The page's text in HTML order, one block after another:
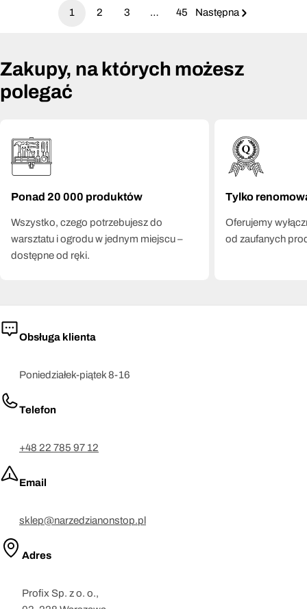
1 2 3 … 45 Następna
Zakupy, na których możesz
polegać
Ponad 20 000 produktów
Wszystko, czego potrzebujesz do
warsztatu i ogrodu w jednym miejscu –
dostępne od ręki.
Tylko
Oferujemy
od zaufanych
Obsługa klienta
Poniedziałek-piątek 8-16
Telefon
+48 22 785 97 12
Email
sklep@narzedzianonstop.pl
Adres
Profix Sp. z o. o.,